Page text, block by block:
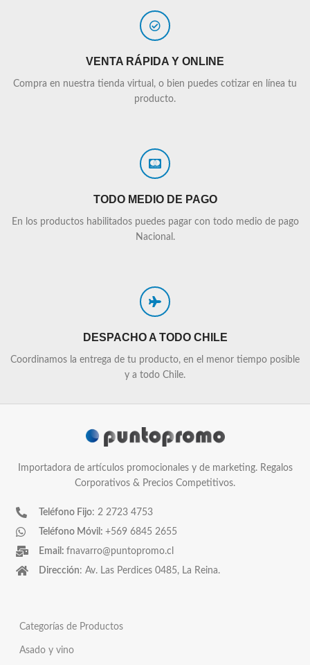
VENTA RÁPIDA Y ONLINE
Compra en nuestra tienda virtual, o bien puedes cotizar en línea tu
producto.
TODO MEDIO DE PAGO
En los productos habilitados puedes pagar con todo medio de pago
Nacional.
DESPACHO A TODO CHILE
Coordinamos la entrega de tu producto, en el menor tiempo posible
y a todo Chile.
Importadora de artículos promocionales y de marketing. Regalos
Corporativos & Precios Competitivos.
Teléfono Fijo: 2 2723 4753
Teléfono Móvil: +569 6845 2655
Email: fnavarro@puntopromo.cl
Dirección: Av. Las Perdices 0485, La Reina.
Categorías de Productos
Asado y vino